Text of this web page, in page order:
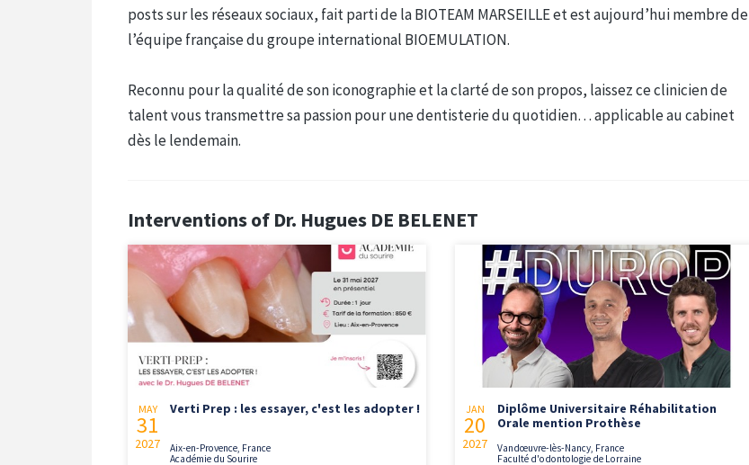
posts sur les réseaux sociaux, fait parti de la BIOTEAM MARSEILLE et est aujourd’hui membre de
l’équipe française du groupe international BIOEMULATION.
Reconnu pour la qualité de son iconographie et la clarté de son propos, laissez ce clinicien de
talent vous transmettre sa passion pour une dentisterie du quotidien… applicable au cabinet
dès le lendemain.
Interventions of Dr. Hugues DE BELENET
MAY
31
2027
Verti Prep : les essayer, c'est les adopter !
Aix-en-Provence, France
Académie du Sourire
JAN
20
2027
Diplôme Universitaire Réhabilitation
Orale mention Prothèse
Vandœuvre-lès-Nancy, France
Faculté d'odontologie de Lorraine